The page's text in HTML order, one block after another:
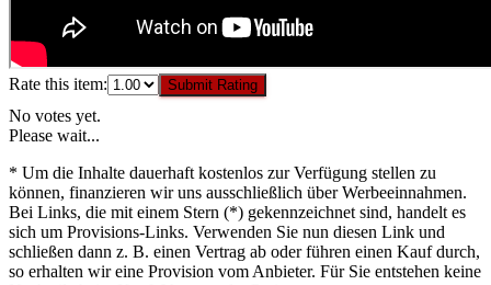
Rate this item: Submit Rating
No votes yet.
Please wait...
* Um die Inhalte dauerhaft kostenlos zur Verfügung stellen zu
können, finanzieren wir uns ausschließlich über Werbeeinnahmen.
Bei Links, die mit einem Stern (*) gekennzeichnet sind, handelt es
sich um Provisions-Links. Verwenden Sie nun diesen Link und
schließen dann z. B. einen Vertrag ab oder führen einen Kauf durch,
so erhalten wir eine Provision vom Anbieter. Für Sie entstehen keine